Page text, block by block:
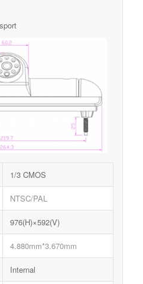
1/3 CMOS
NTSC/PAL
976(H)×592(V)
4.880mm*3.670mm
Internal